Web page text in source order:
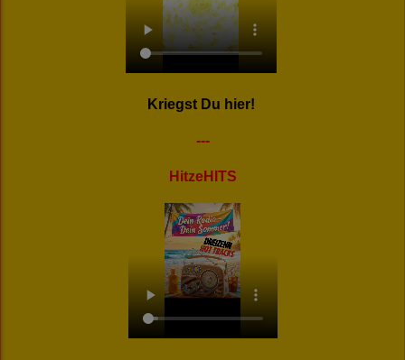
Kriegst Du hier!
---
HitzeHITS